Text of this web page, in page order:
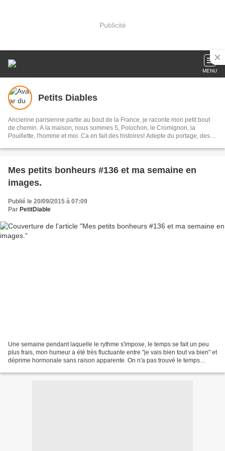
Publicité
MENU
Petits Diables
Ancienne parisienne partie au bout de la France, je raconte mon petit bout
de chemin. A la maison, nous sommes 5, Polochon, le Cromignon, la
Pouillette, l'homme et moi. Ca en fait des histoires! Adepte du portage, des
clean, maman allaitante mais pas militante, randonneuse dans l'âme et dans
Mes petits bonheurs #136 et ma semaine en
images.
Publié le 20/09/2015 à 07:09
Par PetitDiable
Une semaine pendant laquelle le rythme s'impose, le temps se fait un peu
plus frais, mon humeur a été très fluctuante entre "je vais bien tout va bien" et
déprime hormonale sans raison apparente. On n'a pas trouvé le temps